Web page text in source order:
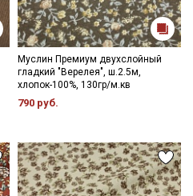
Муслин Премиум двухслойный
гладкий "Верелея", ш.2.5м,
хлопок-100%, 130гр/м.кв
790 руб.